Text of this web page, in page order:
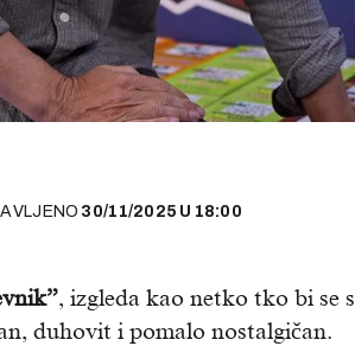
30/11/2025 U 18:00
, izgleda kao netko tko bi se s
duhovit i pomalo nostalgičan.